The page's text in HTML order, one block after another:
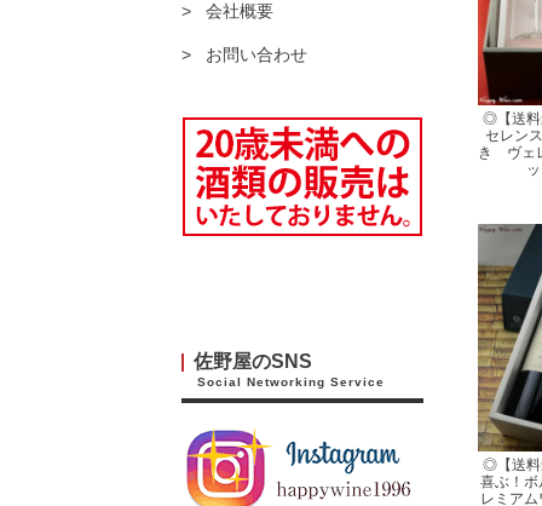
会社概要
お問い合わせ
佐野屋のSNS
Social Networking Service
◎【送料
セレン
き ヴェ
◎【送料
喜ぶ！ボ
レミア